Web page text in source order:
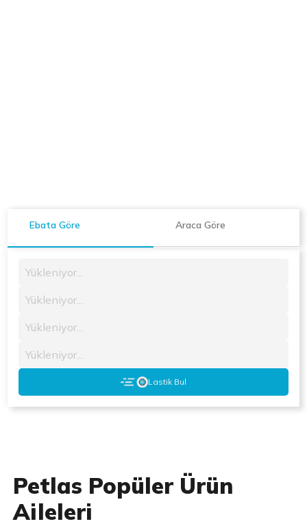
Ebata Göre Araca Göre
Yükleniyor...
Yükleniyor...
Yükleniyor...
Yükleniyor...
Lastik Bul
Petlas Popüler Ürün
Aileleri